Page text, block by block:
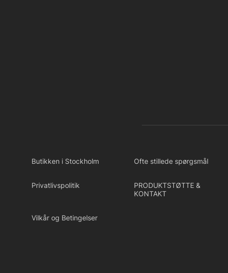
Butikken i Stockholm Ofte stillede spørgsmål
Privatlivspolitik
PRODUKTSTØTTE &
KONTAKT
Vilkår og Betingelser